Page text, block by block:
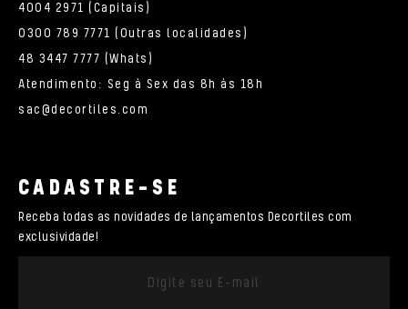
4004 2971 (Capitais)
0300 789 7771 (Outras localidades)
48 3447 7777 (Whats)
Atendimento: Seg à Sex das 8h às 18h
sac@decortiles.com
CADASTRE-SE
Receba todas as novidades de lançamentos Decortiles com
exclusividade!